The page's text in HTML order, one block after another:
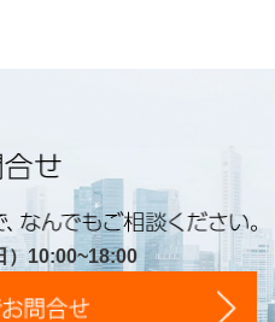
）10:00~18:00